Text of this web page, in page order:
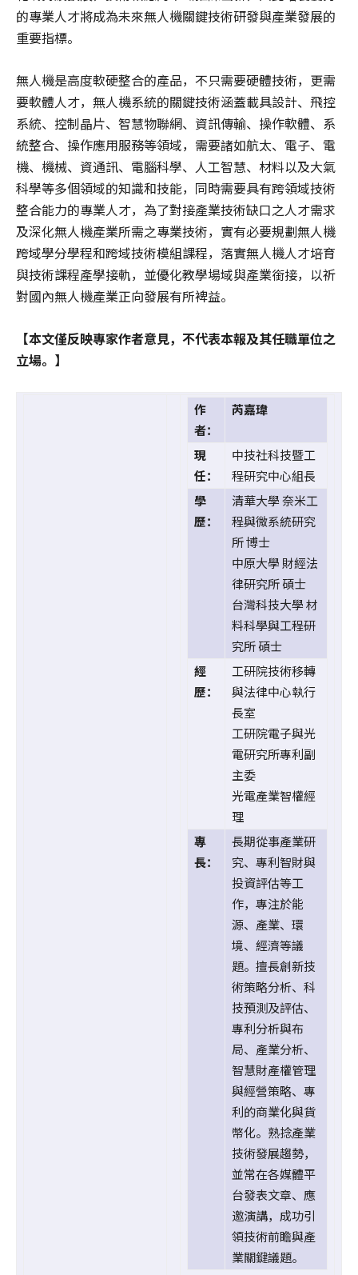
的專業人才將成為未來無人機關鍵技術研發與產業發展的
重要指標。
無人機是高度軟硬整合的產品，不只需要硬體技術，更需
要軟體人才，無人機系統的關鍵技術涵蓋載具設計、飛控
系統、控制晶片、智慧物聯網、資訊傳輸、操作軟體、系
統整合、操作應用服務等領域，需要諸如航太、電子、電
機、機械、資通訊、電腦科學、人工智慧、材料以及大氣
科學等多個領域的知識和技能，同時需要具有跨領域技術
整合能力的專業人才，為了對接產業技術缺口之人才需求
及深化無人機產業所需之專業技術，實有必要規劃無人機
跨域學分學程和跨域技術模組課程，落實無人機人才培育
與技術課程產學接軌，並優化教學場域與產業銜接，以祈
對國內無人機產業正向發展有所裨益。
【本文僅反映專家作者意見，不代表本報及其任職單位之
立場。】
作
者：
芮嘉瑋
現
任：
中技社科技暨工
程研究中心組長
學
歷：
清華大學 奈米工
程與微系統研究
所 博士
中原大學 財經法
律研究所 碩士
台灣科技大學 材
料科學與工程研
究所 碩士
經
歷：
工研院技術移轉
與法律中心執行
長室
工研院電子與光
電研究所專利副
主委
光電產業智權經
理
專
長：
長期從事產業研
究、專利智財與
投資評估等工
作，專注於能
源、產業、環
境、經濟等議
題。擅長創新技
術策略分析、科
技預測及評估、
專利分析與布
局、產業分析、
智慧財產權管理
與經營策略、專
利的商業化與貨
幣化。熟捻產業
技術發展趨勢，
並常在各媒體平
台發表文章、應
邀演講，成功引
領技術前瞻與產
業關鍵議題。